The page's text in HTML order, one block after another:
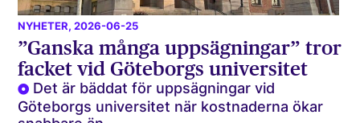
NYHETER, 2026-06-25
”Ganska många uppsägningar” tror
facket vid Göteborgs universitet
Det är bäddat för uppsägningar vid
Göteborgs universitet när kostnaderna ökar